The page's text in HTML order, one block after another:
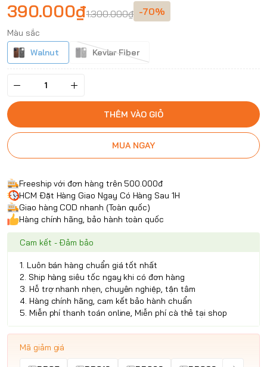
390.000₫1.300.000₫ -70%
Màu sắc
Walnut
Kevlar Fiber
THÊM VÀO GIỎ
MUA NGAY
Freeship với đơn hàng trên 500.000đ
HCM Đặt Hàng Giao Ngay Có Hàng Sau 1H
Giao hàng COD nhanh (Toàn quốc)
Hàng chính hãng, bảo hành toàn quốc
Cam kết - Đảm bảo
1. Luôn bán hàng chuẩn giá tốt nhất
2. Ship hàng siêu tốc ngay khi có đơn hàng
3. Hỗ trợ nhanh nhẹn, chuyên nghiệp, tận tâm
4. Hàng chính hãng, cam kết bảo hành chuẩn
5. Miễn phí thanh toán online, Miễn phí cà thẻ tại shop
Mã giảm giá